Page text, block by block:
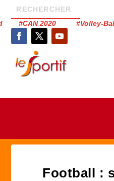
#CAN 2020 #Volley-
Football :